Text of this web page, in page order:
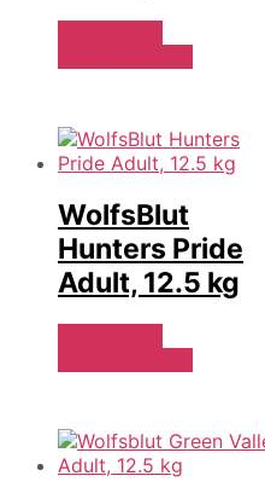
WolfsBlut
Hunters Pride
Adult, 12.5 kg